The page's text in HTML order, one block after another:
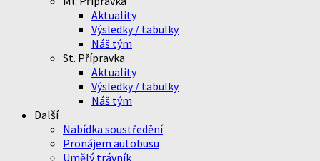
Aktuality
Výsledky / tabulky
Náš tým
St. Přípravka
Aktuality
Výsledky / tabulky
Náš tým
Další
Nabídka soustředění
Pronájem autobusu
Umělý trávník